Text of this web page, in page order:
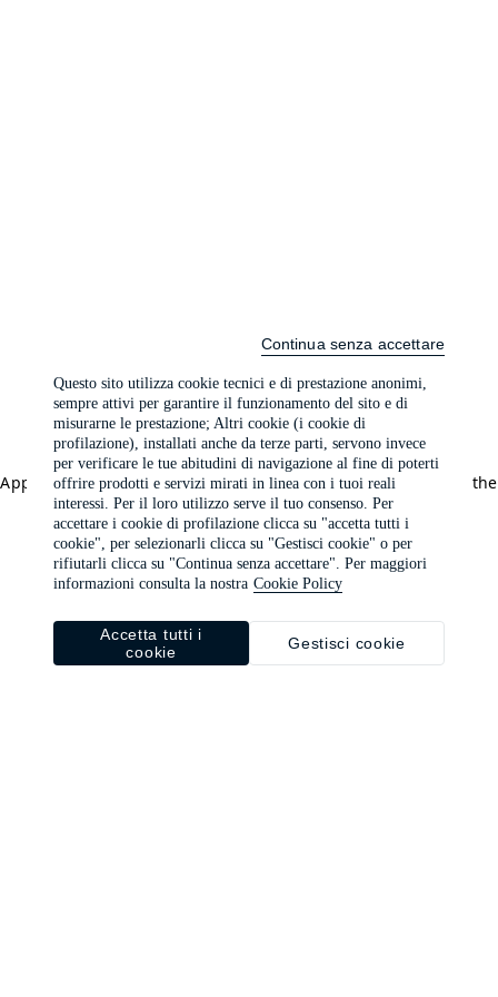
Application error: a client-side exception has occurred (see the
browser console for more information).
Questo sito utilizza cookie tecnici e di prestazione anonimi,
sempre attivi per garantire il funzionamento del sito e di
misurarne le prestazione; Altri cookie (i cookie di
profilazione), installati anche da terze parti, servono invece
per verificare le tue abitudini di navigazione al fine di poterti
offrire prodotti e servizi mirati in linea con i tuoi reali
interessi. Per il loro utilizzo serve il tuo consenso. Per
accettare i cookie di profilazione clicca su "accetta tutti i
cookie", per selezionarli clicca su "Gestisci cookie" o per
rifiutarli clicca su "Continua senza accettare". Per maggiori
informazioni consulta la nostra Cookie Policy
Gestisci cookie
Accetta tutti i
cookie
Continua senza accettare